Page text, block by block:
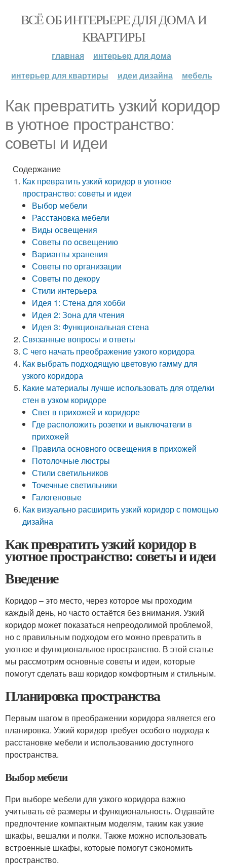
ВСЁ ОБ ИНТЕРЬЕРЕ ДЛЯ ДОМА И
КВАРТИРЫ
главная
интерьер для дома
интерьер для квартиры
идеи дизайна мебель
Как превратить узкий коридор
в уютное пространство:
советы и идеи
Содержание
Как превратить узкий коридор в уютное
пространство: советы и идеи
Выбор мебели
Расстановка мебели
Виды освещения
Советы по освещению
Варианты хранения
Советы по организации
Советы по декору
Стили интерьера
Идея 1: Стена для хобби
Идея 2: Зона для чтения
Идея 3: Функциональная стена
Связанные вопросы и ответы
С чего начать преображение узкого коридора
Как выбрать подходящую цветовую гамму для
узкого коридора
Какие материалы лучше использовать для отделки
стен в узком коридоре
Свет в прихожей и коридоре
Где расположить розетки и выключатели в
прихожей
Правила основного освещения в прихожей
Потолочные люстры
Стили светильников
Точечные светильники
Галогеновые
Как визуально расширить узкий коридор с помощью
дизайна
Как превратить узкий коридор в
уютное пространство: советы и идеи
Введение
Коридор – это место, через которое мы проходим
каждый день, но часто остаётся без внимания. Узкий
коридор может показаться непреодолимой проблемой,
но с правильным подходом его можно превратить в
уютное и функциональное пространство. В этой статье
мы рассмотрим основные советы и идеи, которые
помогут сделать ваш коридор комфортным и стильным.
Планировка пространства
Первым шагом в преображении коридора является его
планировка. Узкий коридор требует особого подхода к
расстановке мебели и использованию доступного
пространства.
Выбор мебели
При выборе мебели для узкого коридора важно
учитывать её размеры и функциональность. Отдавайте
предпочтение компактным моделям, таким как узкие
шкафы, вешалки и полки. Также можно использовать
встроенные шкафы, которые помогут сэкономить
пространство.